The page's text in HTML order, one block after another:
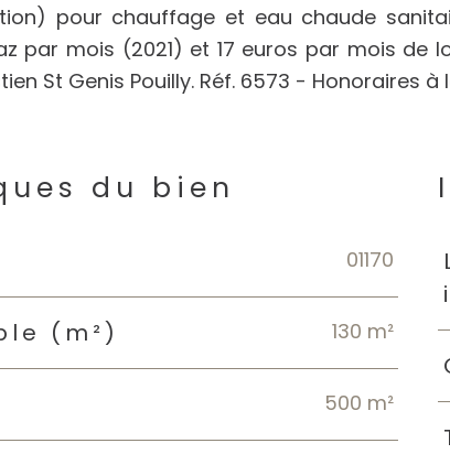
pour chauffage et eau chaude
par mois (2021) et 17 euros par mois de
St Genis Pouilly. Réf. 6573 - Honoraires
du bien
01170
(m²) 130 m²
500 m²